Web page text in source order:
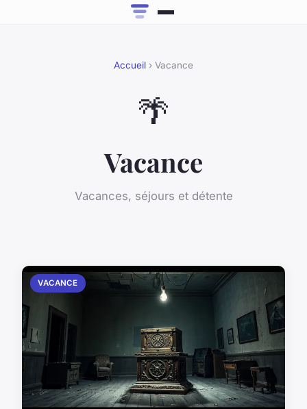
Accueil › Vacance
🌴
Vacance
Vacances, séjours et détente
VACANCE